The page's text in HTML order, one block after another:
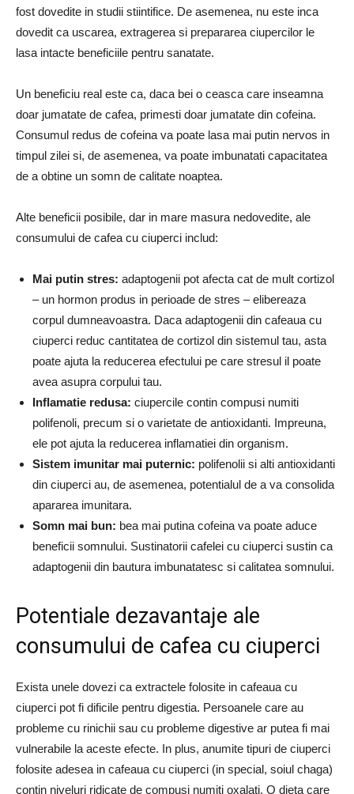
fost dovedite in studii stiintifice. De asemenea, nu este inca
dovedit ca uscarea, extragerea si prepararea ciupercilor le
lasa intacte beneficiile pentru sanatate.
Un beneficiu real este ca, daca bei o ceasca care inseamna
doar jumatate de cafea, primesti doar jumatate din cofeina.
Consumul redus de cofeina va poate lasa mai putin nervos in
timpul zilei si, de asemenea, va poate imbunatati capacitatea
de a obtine un somn de calitate noaptea.
Alte beneficii posibile, dar in mare masura nedovedite, ale
consumului de cafea cu ciuperci includ:
Mai putin stres: adaptogenii pot afecta cat de mult cortizol
– un hormon produs in perioade de stres – elibereaza
corpul dumneavoastra. Daca adaptogenii din cafeaua cu
ciuperci reduc cantitatea de cortizol din sistemul tau, asta
poate ajuta la reducerea efectului pe care stresul il poate
avea asupra corpului tau.
Inflamatie redusa: ciupercile contin compusi numiti
polifenoli, precum si o varietate de antioxidanti. Impreuna,
ele pot ajuta la reducerea inflamatiei din organism.
Sistem imunitar mai puternic: polifenolii si alti antioxidanti
din ciuperci au, de asemenea, potentialul de a va consolida
apararea imunitara.
Somn mai bun: bea mai putina cofeina va poate aduce
beneficii somnului. Sustinatorii cafelei cu ciuperci sustin ca
adaptogenii din bautura imbunatatesc si calitatea somnului.
Potentiale dezavantaje ale
consumului de cafea cu ciuperci
Exista unele dovezi ca extractele folosite in cafeaua cu
ciuperci pot fi dificile pentru digestia. Persoanele care au
probleme cu rinichii sau cu probleme digestive ar putea fi mai
vulnerabile la aceste efecte. In plus, anumite tipuri de ciuperci
folosite adesea in cafeaua cu ciuperci (in special, soiul chaga)
contin niveluri ridicate de compusi numiti oxalati. O dieta care